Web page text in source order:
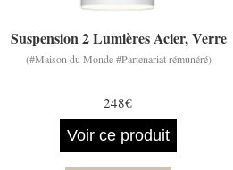
Suspension 2 Lumières Acier, Verre
(#Maison du Monde #Partenariat rémunéré)
248€
Voir ce produit